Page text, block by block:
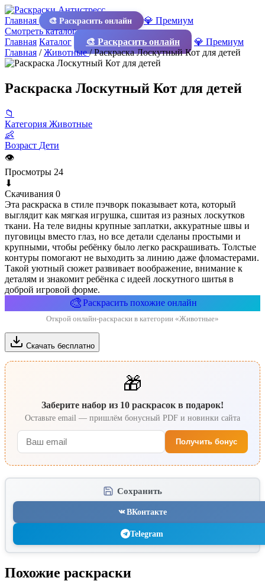
Главная 🎨 Раскрасить онлайн
💎 Премиум
Смотреть каталог
Главная Каталог 🎨 Раскрасить онлайн
💎 Премиум
Главная /Животные/Раскраска Лоскутный Кот для детей
Раскраска Лоскутный Кот для детей
📁
Категория Животные
👶
Возраст Дети
👁
Просмотры 24
⬇
Скачивания 0
Эта раскраска в стиле пэчворк показывает кота, который
выглядит как мягкая игрушка, сшитая из разных лоскутков
ткани. На теле видны крупные заплатки, аккуратные швы и
пуговицы вместо глаз, но все детали сделаны простыми и
крупными, чтобы ребёнку было легко раскрашивать. Толстые
контуры помогают не выходить за линию даже фломастерами.
Такой уютный сюжет развивает воображение, внимание к
деталям и знакомит ребёнка с идеей лоскутного шитья в
доброй игровой форме.
🎨Раскрасить похожие онлайн
Открой онлайн-раскраски в категории «Животные»
Скачать бесплатно
🎁
Заберите набор из 10 раскрасок в подарок!
Оставьте email — пришлём бонусный PDF и новинки сайта
Получить бонус
Сохранить
ВКонтакте
Telegram
Похожие раскраски